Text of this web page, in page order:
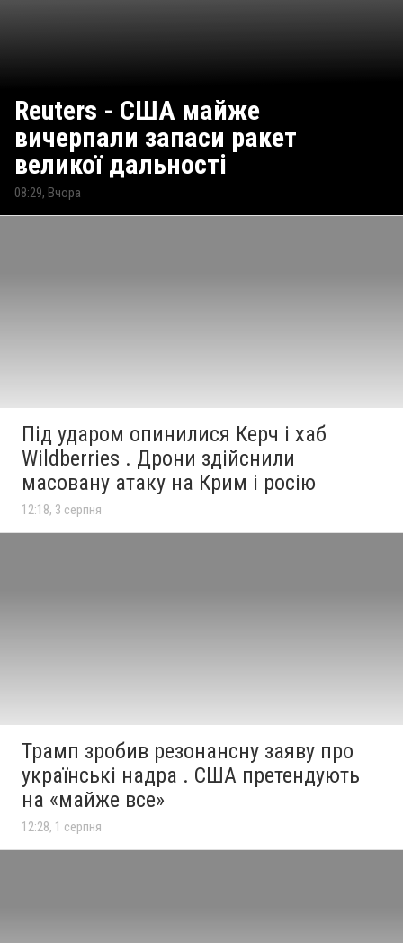
Reuters - США майже
вичерпали запаси ракет
великої дальності
08:29, Вчора
Під ударом опинилися Керч і хаб
Wildberries . Дрони здійснили
масовану атаку на Крим і росію
12:18, 3 серпня
Трамп зробив резонансну заяву про
українські надра . США претендують
на «майже все»
12:28, 1 серпня